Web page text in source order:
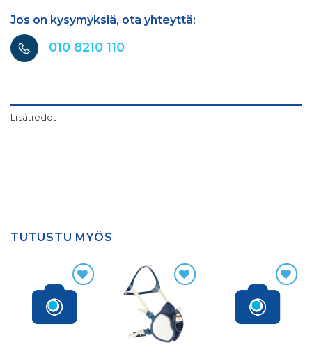
Jos on kysymyksiä, ota yhteyttä:
010 8210 110
Lisätiedot
TUTUSTU MYÖS